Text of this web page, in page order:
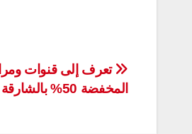
تصفّح
تعرف إلى قنوات
المخفضة 50% بالشارقة